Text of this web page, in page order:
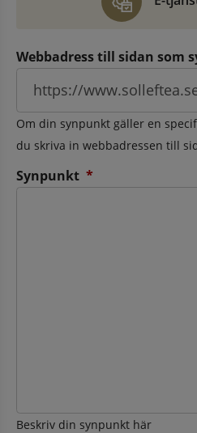
Webbadress till sidan som
Om din synpunkt gäller en
du skriva in webbadressen till
Synpunkt *
Beskriv din synpunkt här